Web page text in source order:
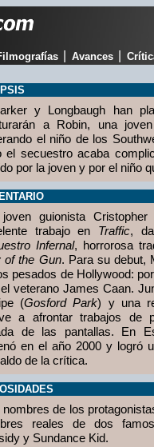
Avances
y Longbaugh han
a Robin, una
el niño de los
el secuestro acaba
por la joven y por el niño
guionista
trabajo en Traffic,
Infernal, horrorosa
of the Gun. Para su debut,
pesados de Hollywood:
veterano James Caan.
(Gosford Park) y una
a afrontar trabajos de
de las pantallas. En
en el año 2000 y logró
de la crítica.
nombres de los
reales de dos
y Sundance Kid.